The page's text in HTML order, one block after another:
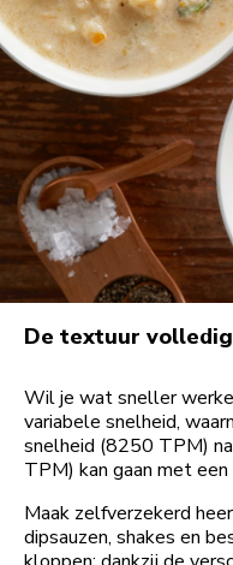
De textuur
Wil je wat sneller
variabele snelheid,
snelheid (8250 TPM)
TPM) kan gaan met
Maak zelfverzekerd
dipsauzen, shakes en